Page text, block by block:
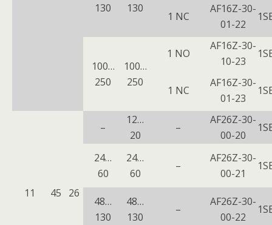
130
130
1 NC
AF16Z-30-
01-22
100…
250
100…
250
1 NO
AF16Z-30-
10-23
1 NC
AF16Z-30-
01-23
11 45 26
–
12…
20
–
AF26Z-30-
00-20
24…
60
24…
60
–
AF26Z-30-
00-21
48…
130
48…
130
–
AF26Z-30-
00-22